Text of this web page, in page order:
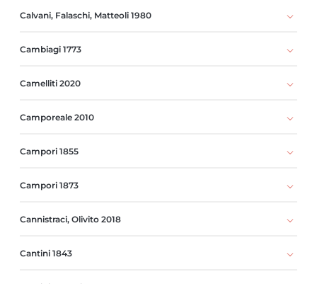
Calvani, Falaschi, Matteoli 1980
Cambiagi 1773
Camelliti 2020
Camporeale 2010
Campori 1855
Campori 1873
Cannistraci, Olivito 2018
Cantini 1843